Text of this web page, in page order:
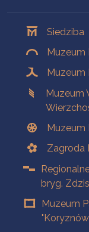
Siedziba
Muzeum
Muzeum
Muzeum
Muzeum
Zagroda
bryg.
Muzeum